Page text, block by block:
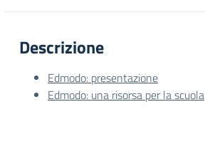
Descrizione
Edmodo: presentazione
Edmodo: una risorsa per la scuola